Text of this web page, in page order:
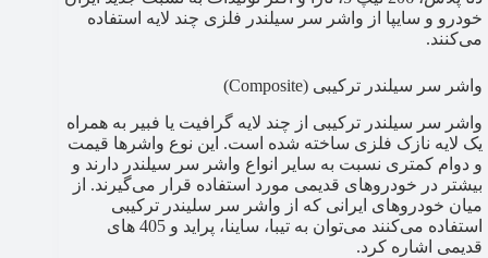
خودرو و سایپا از واشر سر سیلندر فلزی چند لایه استفاده
می‌کنند.
واشر سر سیلندر ترکیبی (Composite)
واشر سر سیلندر ترکیبی از چند لایه گرافیت یا فبیر به همراه
یک لایه نازک فلزی ساخته شده است. این نوع واشرها قیمت
و دوام کمتری نسبت به سایر انواع واشر سر سیلندر دارند و
بیشتر در خودروهای قدیمی مورد استفاده قرار می‌گیرند. از
میان خودروهای ایرانی که از واشر سر سلیندر ترکیبی
استفاده می‌کنند می‌توان به تیبا، ساینا، پراید و 405 های
قدیمی اشاره کرد.